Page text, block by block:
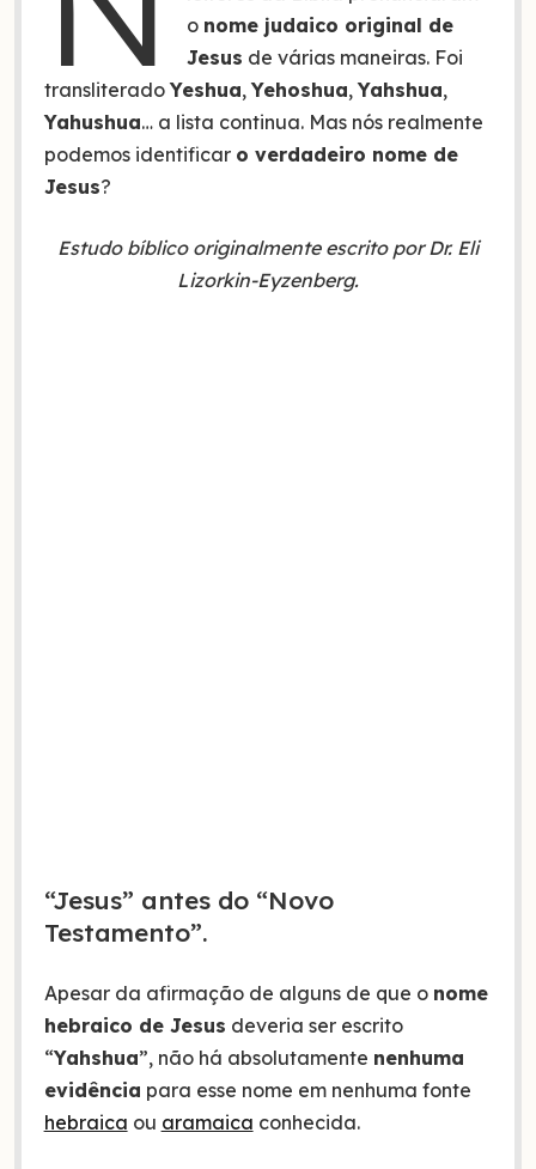
o nome judaico original de
Jesus de várias maneiras. Foi
transliteradoYeshua,Yehoshua,Yahshua,
Yahushua… a lista continua. Mas nós realmente
podemos identificar o verdadeiro nome de
Jesus?
Estudo bíblico originalmente escrito por Dr. Eli
Lizorkin-Eyzenberg.
“Jesus” antes do “Novo
Testamento”.
Apesar da afirmação de alguns de que o nome
hebraico de Jesus deveria ser escrito
“Yahshua”, não há absolutamente nenhuma
evidência para esse nome em nenhuma fonte
hebraica ou aramaica conhecida.